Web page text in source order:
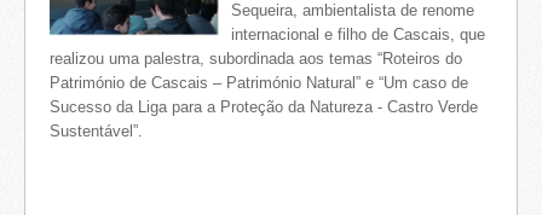
Sequeira, ambientalista de renome
internacional e filho de Cascais, que
realizou uma palestra, subordinada aos temas “Roteiros do
Património de Cascais – Património Natural” e “Um caso de
Sucesso da Liga para a Proteção da Natureza - Castro Verde
Sustentável”.